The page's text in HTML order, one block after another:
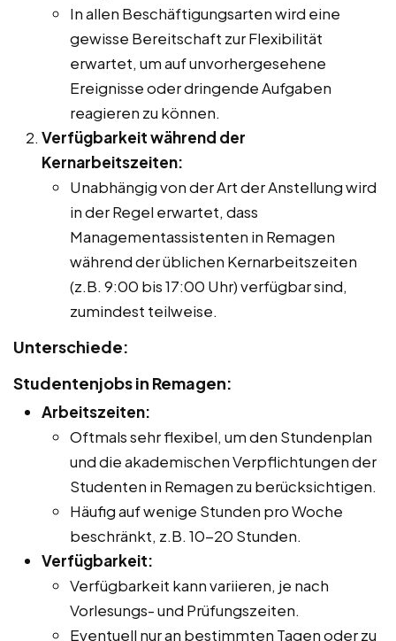
In allen Beschäftigungsarten wird eine
gewisse Bereitschaft zur Flexibilität
erwartet, um auf unvorhergesehene
Ereignisse oder dringende Aufgaben
reagieren zu können.
Verfügbarkeit während der
Kernarbeitszeiten:
Unabhängig von der Art der Anstellung wird
in der Regel erwartet, dass
Managementassistenten in Remagen
während der üblichen Kernarbeitszeiten
(z.B. 9:00 bis 17:00 Uhr) verfügbar sind,
zumindest teilweise.
Unterschiede:
Studentenjobs in Remagen:
Arbeitszeiten:
Oftmals sehr flexibel, um den Stundenplan
und die akademischen Verpflichtungen der
Studenten in Remagen zu berücksichtigen.
Häufig auf wenige Stunden pro Woche
beschränkt, z.B. 10-20 Stunden.
Verfügbarkeit:
Verfügbarkeit kann variieren, je nach
Vorlesungs- und Prüfungszeiten.
Eventuell nur an bestimmten Tagen oder zu